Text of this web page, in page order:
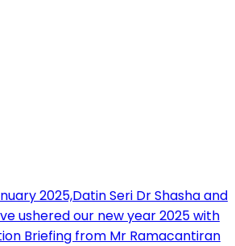
2025,Datin Seri Dr Shasha and
ushered our new year 2025 with
Briefing from Mr Ramacantiran